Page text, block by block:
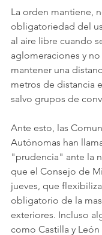
La orden mantiene,
obligatoriedad del
al aire libre cuando
aglomeraciones y
mantener una
metros de distancia
salvo grupos de
Ante esto, las
Autónomas han
"prudencia" ante la
que el Consejo de
jueves, que
obligatorio de la
exteriores. Incluso
como Castilla y León